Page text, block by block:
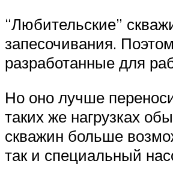
“Любительские”
запесочивания.
разработанные для
Но оно лучше
таких же нагрузках
скважин больше
так и специальный